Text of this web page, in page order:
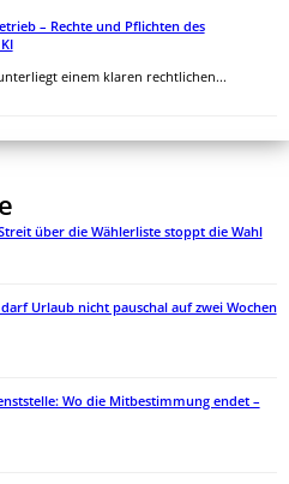
– Rechte und Pflichten des
einem klaren rechtlichen...
über die Wählerliste stoppt die Wahl
Urlaub nicht pauschal auf zwei Wochen
Wo die Mitbestimmung endet –